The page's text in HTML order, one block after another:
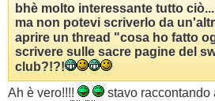
bhè molto interessante tutto
ma non potevi scriverlo da
aprire un thread "cosa ho fatto
scrivere sulle sacre pagine del
club?!?!
Ah è vero!!!!
stavo raccontando